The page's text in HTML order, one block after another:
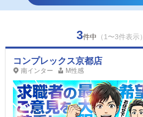
3件中 （1〜3件表示）
コンプレックス京都店
南インター M性感